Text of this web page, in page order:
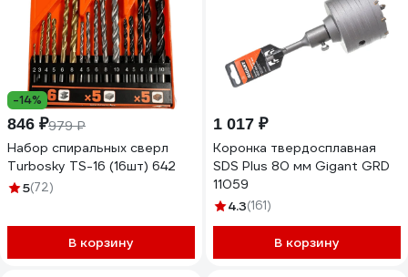
-14%
846 ₽979 ₽
Набор спиральных сверл
Turbosky TS-16 (16шт) 642
5(72)
В корзину
1 017 ₽
Коронка твердосплавная
SDS Plus 80 мм Gigant GRD
11059
4.3(161)
В корзину